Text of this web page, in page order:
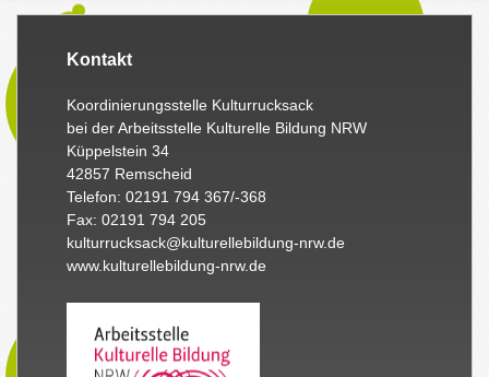
Kontakt
Koordinierungsstelle Kulturrucksack
bei der Arbeitsstelle Kulturelle Bildung NRW
Küppelstein 34
42857 Remscheid
Telefon: 02191 794 367/-368
Fax: 02191 794 205
kulturrucksack@kulturellebildung-nrw.de
www.kulturellebildung-nrw.de